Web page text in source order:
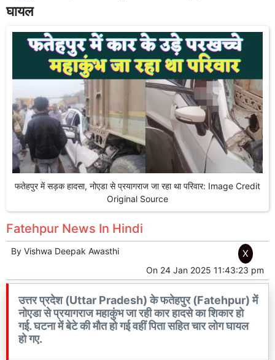
घायल
फतेहपुर में सड़क हादसा, नोएडा से प्रयागराज जा रहा था परिवार: Image Credit
Original Source
Fatehpur News In Hindi
By Vishwa Deepak Awasthi
On 24 Jan 2025 11:43:23 pm
उत्तर प्रदेश (Uttar Pradesh) के फतेहपुर (Fatehpur) में
नोएडा से प्रयागराज महाकुंभ जा रही कार हादसे का शिकार हो
गई. घटना में बेटे की मौत हो गई वहीं पिता सहित चार लोग घायल
हो गए.
X